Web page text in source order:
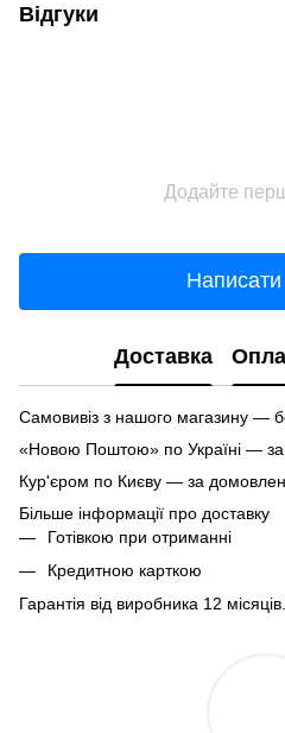
Відгуки
Додайте
Написати
Доставка
Самовивіз з нашого магазину —
«Новою Поштою» по Україні — за
Кур'єром по Києву — за
Більше інформації про доставку
Готівкою при отриманні
Кредитною карткою
Гарантія від виробника 12 місяців.